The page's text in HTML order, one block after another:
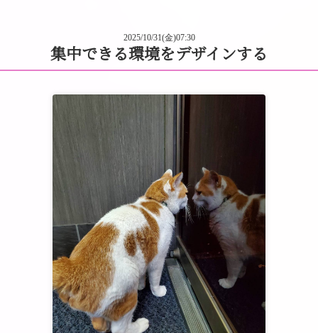
2025/10/31(金)07:30
集中できる環境をデザインする